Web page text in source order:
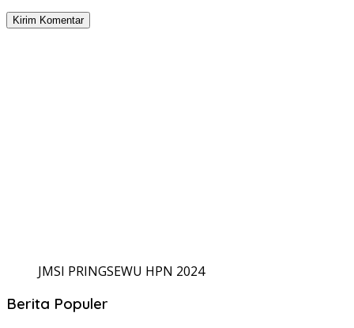
JMSI PRINGSEWU HPN 2024
Berita Populer